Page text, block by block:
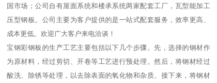
国市场；公司自有屋面系统和楼承系统两家配套工厂，瓦型能加工
压型钢板。公司主要为客户提供的是一站式配套服务，效率更高、
成本更低。欢迎广大客户来电洽谈！
宝钢彩钢板的生产工艺主要包括以下几个步骤。先，选择的钢材作
为原材料，经过剪切、开卷等工艺进行预处理。然后，将钢材经过
酸洗、除锈等处理，以去除表面的氧化物和杂质。接下来，将钢材